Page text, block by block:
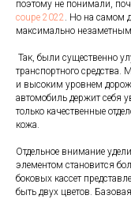
поэтому не понимали,
coupe 2022. Но на самом
максимально
Так, были существенно
транспортного
и высоким уровнем
автомобиль держит себя
только качественные
кожа.
Отдельное внимание
элементом становится
боковых кассет
быть двух цветов.